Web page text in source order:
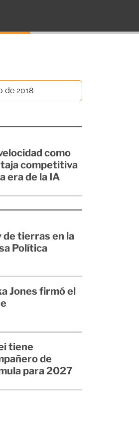
de 2018
como
competitiva
era de la IA
de tierras en la
Política
Jones firmó el
tiene
de
para 2027